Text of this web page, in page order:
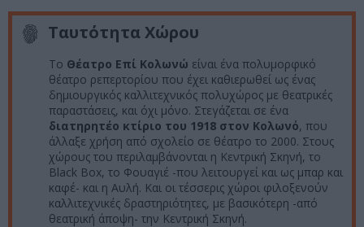
Ταυτότητα Χώρου
Το Θέατρο Επί Κολωνώ είναι ένα πολυμορφικό
θέατρο ρεπερτορίου που έχει καθιερωθεί ως ένας
δημιουργικός καλλιτεχνικός πολυχώρος με θεατρικές
παραστάσεις, και όχι μόνο. Στεγάζεται σε ένα
διατηρητέο κτίριο του 1918 στον Κολωνό, που
άλλαξε χρήση από σχολείο σε θέατρο το 2000. Στους
χώρους του περιλαμβάνονται η Κεντρική Σκηνή, το
Black Box, το Φουαγιέ -που λειτουργεί και ως μπαρ και
καφέ- και η Αυλή. Και οι τέσσερις χώροι φιλοξενούν
καλλιτεχνικές δραστηριότητες, με βασικότερη -από
θεατρική άποψη- την Κεντρική Σκηνή.